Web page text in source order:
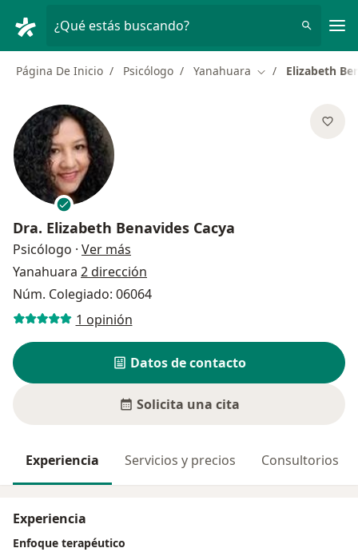
¿Qué estás buscando?
Página De Inicio Psicólogo Yanahuara Cambiar de ciudad
Elizabeth
Dra. Elizabeth Benavides Cacya
Psicólogo · Ver más
Yanahuara 2 dirección
Núm. Colegiado: 06064
1 opinión
Datos de contacto
Solicita una cita
Experiencia Servicios y precios Consultorios
Experiencia
Enfoque terapéutico